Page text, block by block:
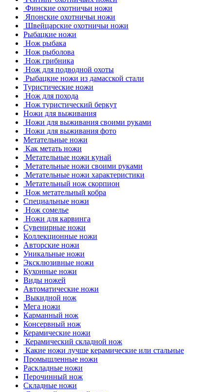
Финские охотничьи ножи
Японские охотничьи ножи
Швейцарские охотничьи ножи
Рыбацкие ножи
Нож рыбака
Нож рыболова
Нож грибника
Нож для подводной охоты
Рыбацкие ножи из дамасской стали
Туристические ножи
Нож для похода
Нож туристический беркут
Ножи для выживания
Ножи для выживания своими руками
Ножи для выживания фото
Метательные ножи
Как метать ножи
Метательные ножи кунай
Метательные ножи своими руками
Метательные ножи характеристики
Метательный нож скорпион
Нож метательный кобра
Специальные ножи
Нож сомелье
Ножи для карвинга
Сувенирные ножи
Коллекционные ножи
Авторские ножи
Уникальные ножи
Эксклюзивные ножи
Кухонные ножи
Виды ножей
Автоматические ножи
Выкидной нож
Мега ножи
Карманный нож
Консервный нож
Керамические ножи
Керамический складной нож
Какие ножи лучше керамические или стальные
Промышленные ножи
Раскладные ножи
Перочинный нож
Складные ножи